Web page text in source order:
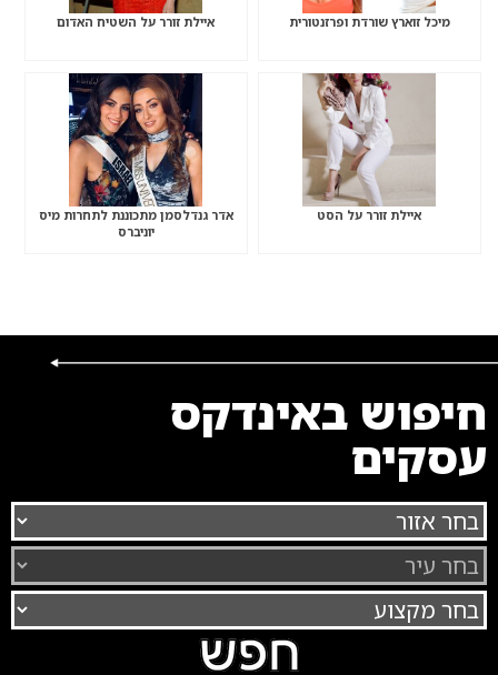
מיכל זוארץ שורדת ופרזנטורית איילת זורר על השטיח האדום
איילת זורר על הסט
אדר גנדלסמן מתכוננת לתחרות מיס
יוניברס
חיפוש באינדקס
עסקים